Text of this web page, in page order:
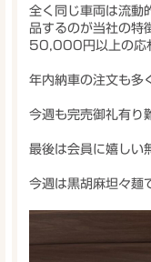
全く同じ車両は流動
品するのが当社の特
50,000円以上の応
年内納車の注文も多
今週も完売御礼有り
最後は会員に嬉しい
今週は黒胡麻坦々麺